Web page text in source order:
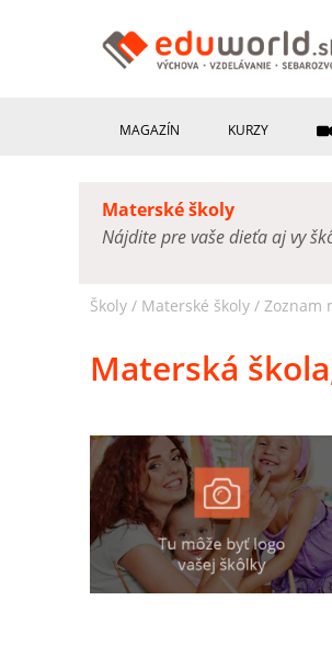
MAGAZÍN KURZY
Materské školy
Nájdite pre vaše dieťa aj vy
Školy / Materské školy / Zoznam
Materská